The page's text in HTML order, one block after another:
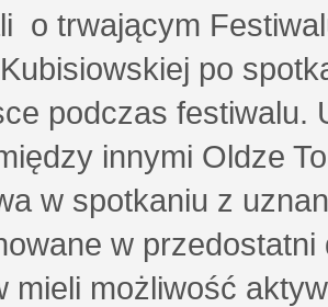
o trwającym
po
podczas
innymi Oldze
w spotkaniu z
w
mieli możliwość